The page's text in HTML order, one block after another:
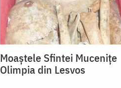
Moaștele Sfintei Mucenițe
Olimpia din Lesvos